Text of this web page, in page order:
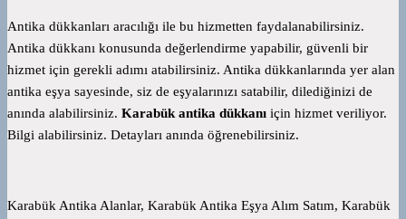
Antika dükkanları aracılığı ile bu hizmetten faydalanabilirsiniz.
Antika dükkanı konusunda değerlendirme yapabilir, güvenli bir
hizmet için gerekli adımı atabilirsiniz. Antika dükkanlarında yer alan
antika eşya sayesinde, siz de eşyalarınızı satabilir, dilediğinizi de
anında alabilirsiniz. Karabük antika dükkanı için hizmet veriliyor.
Bilgi alabilirsiniz. Detayları anında öğrenebilirsiniz.
Karabük Antika Alanlar, Karabük Antika Eşya Alım Satım, Karabük